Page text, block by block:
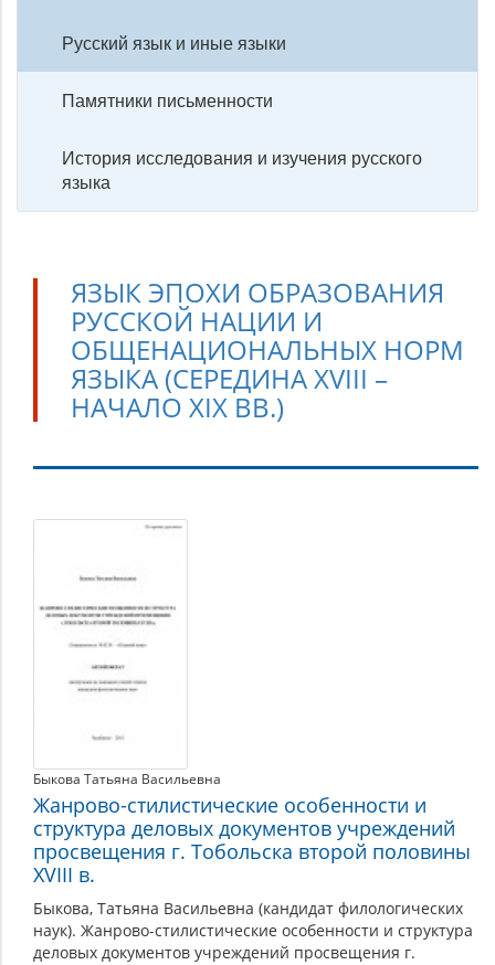
Русский язык и иные языки
Памятники письменности
История исследования и изучения русского
языка
ЯЗЫК ЭПОХИ ОБРАЗОВАНИЯ
РУССКОЙ НАЦИИ И
ОБЩЕНАЦИОНАЛЬНЫХ НОРМ
ЯЗЫКА (СЕРЕДИНА XVIII –
НАЧАЛО XIX ВВ.)
Язык
образования
русской
нации
норм
языка
(середина
XVIII
–
начало
XIX
вв.)
Быкова Татьяна Васильевна
Жанрово-стилистические особенности и
структура деловых документов учреждений
просвещения г. Тобольска второй половины
XVIII в.
Быкова, Татьяна Васильевна (кандидат филологических
наук). Жанрово-стилистические особенности и структура
деловых документов учреждений просвещения г.